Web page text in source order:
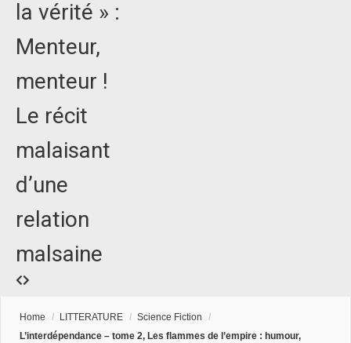
la vérité » :
Menteur,
menteur !
Le récit
malaisant
d’une
relation
malsaine
Home / LITTERATURE / Science Fiction
/
L’interdépendance – tome 2, Les flammes de l’empire : humour,